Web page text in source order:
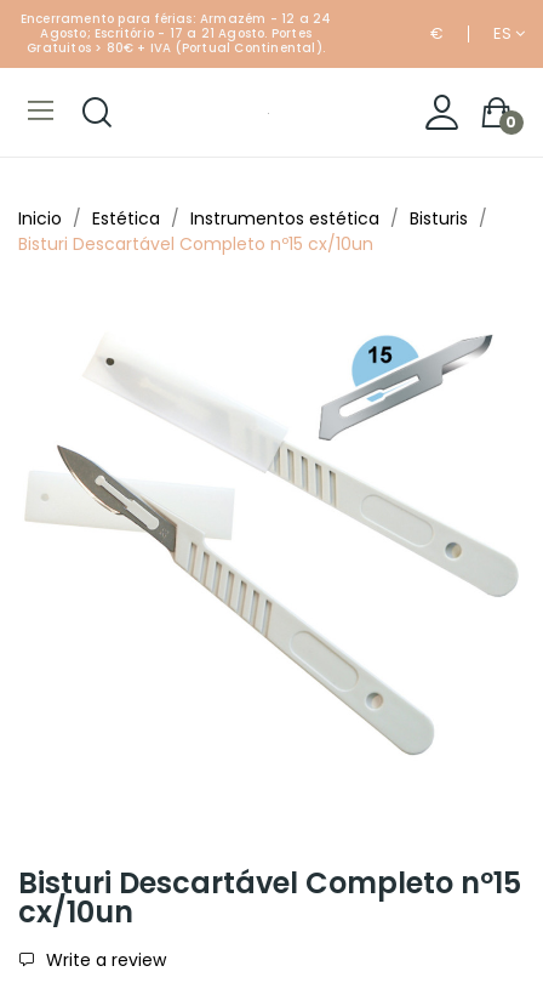
Encerramento para férias: Armazém - 12 a 24
Agosto; Escritório - 17 a 21 Agosto. Portes
Gratuitos > 80€ + IVA (Portual Continental).
€ ES
0
Inicio Estética Instrumentos estética
Bisturis
Bisturi Descartável Completo nº15 cx/10un
Bisturi Descartável Completo nº15
cx/10un
Write a review